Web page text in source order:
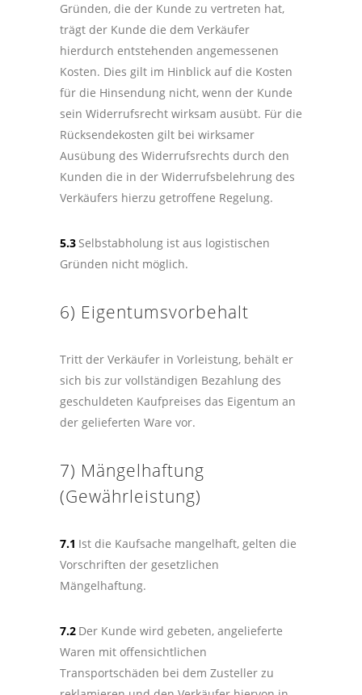
Gründen, die der Kunde zu vertreten hat,
trägt der Kunde die dem Verkäufer
hierdurch entstehenden angemessenen
Kosten. Dies gilt im Hinblick auf die Kosten
für die Hinsendung nicht, wenn der Kunde
sein Widerrufsrecht wirksam ausübt. Für die
Rücksendekosten gilt bei wirksamer
Ausübung des Widerrufsrechts durch den
Kunden die in der Widerrufsbelehrung des
Verkäufers hierzu getroffene Regelung.
5.3 Selbstabholung ist aus logistischen
Gründen nicht möglich.
6) Eigentumsvorbehalt
Tritt der Verkäufer in Vorleistung, behält er
sich bis zur vollständigen Bezahlung des
geschuldeten Kaufpreises das Eigentum an
der gelieferten Ware vor.
7) Mängelhaftung
(Gewährleistung)
7.1 Ist die Kaufsache mangelhaft, gelten die
Vorschriften der gesetzlichen
Mängelhaftung.
7.2 Der Kunde wird gebeten, angelieferte
Waren mit offensichtlichen
Transportschäden bei dem Zusteller zu